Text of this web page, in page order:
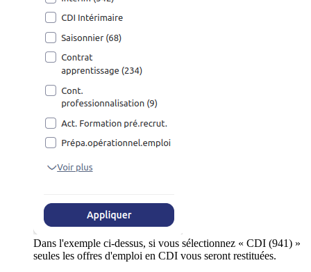
Dans l'exemple ci-dessus, si vous sélectionnez « CDI (941) »
seules les offres d'emploi en CDI vous seront restituées.